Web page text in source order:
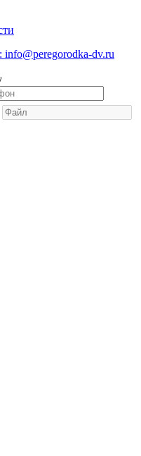
info@peregorodka-dv.ru